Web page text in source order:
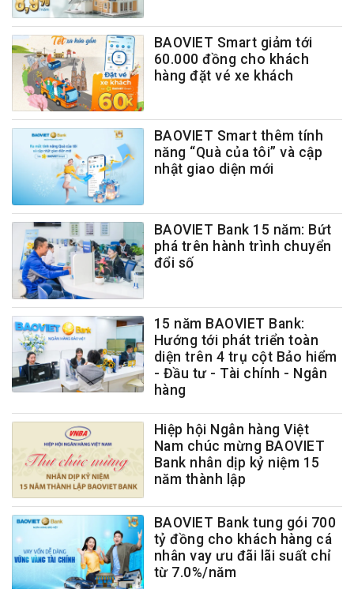
BAOVIET Smart giảm tới
60.000 đồng cho khách
hàng đặt vé xe khách
BAOVIET Smart thêm tính
năng “Quà của tôi” và cập
nhật giao diện mới
BAOVIET Bank 15 năm: Bứt
phá trên hành trình chuyển
đổi số
15 năm BAOVIET Bank:
Hướng tới phát triển toàn
diện trên 4 trụ cột Bảo hiểm
- Đầu tư - Tài chính - Ngân
hàng
Hiệp hội Ngân hàng Việt
Nam chúc mừng BAOVIET
Bank nhân dịp kỷ niệm 15
năm thành lập
BAOVIET Bank tung gói 700
tỷ đồng cho khách hàng cá
nhân vay ưu đãi lãi suất chỉ
từ 7.0%/năm